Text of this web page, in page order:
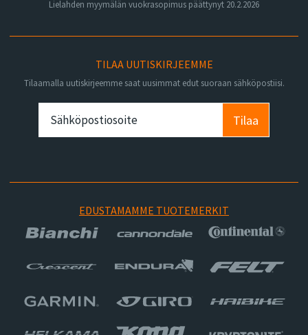
Lielahden myymälän vuokrasopimus päättynyt 20.2.2026
TILAA UUTISKIRJEEMME
Tilaamalla uutiskirjeemme saat uusimmat edut suoraan sähköpostiisi.
Tilaa
EDUSTAMAMME TUOTEMERKIT